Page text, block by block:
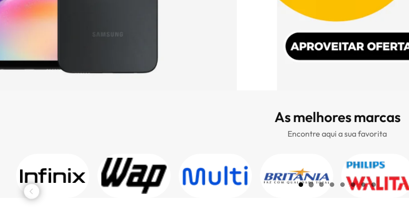
As melhores marcas
Encontre aqui a sua favorita